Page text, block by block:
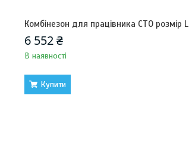
Комбінезон для працівника СТО розмір L
6 552 ₴
В наявності
Купити